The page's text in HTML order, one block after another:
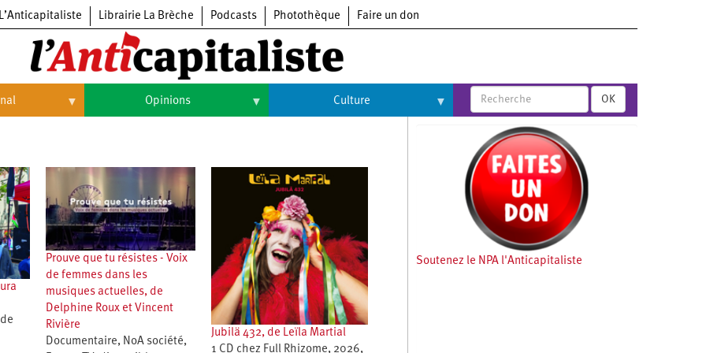
L’Anticapitaliste Librairie La Brèche Podcasts Photothèque Faire un don
Opinions
Histoire
Culture
Arts
Cinéma
Expositions
Livres
Musique
OK
Prouve que tu résistes - Voix
de femmes dans les
musiques actuelles, de
Delphine Roux et Vincent
Rivière
Documentaire, NoA société,
Jubilä 432, de Leïla Martial
1 CD chez Full Rhizome, 2026,
Soutenez le NPA l'Anticapitaliste